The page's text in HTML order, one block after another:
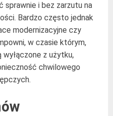
sprawnie i bez zarzutu na
Bardzo często jednak
modernizacyjne czy
w czasie którym,
z użytku,
chwilowego